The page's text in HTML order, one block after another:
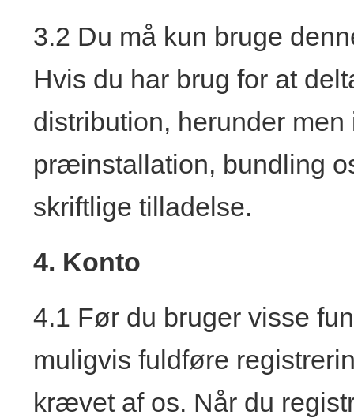
3.2 Du må kun bruge
Hvis du har brug for at
distribution, herunder
præinstallation, bundling
skriftlige tilladelse.
4. Konto
4.1 Før du bruger visse
muligvis fuldføre
krævet af os. Når du